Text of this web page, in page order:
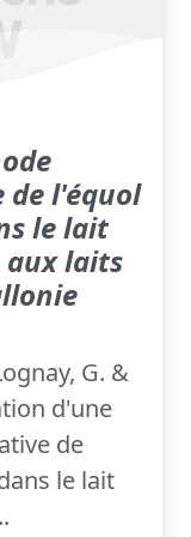
l'équol
le lait
aux laits
G. &
d'une
de
le lait